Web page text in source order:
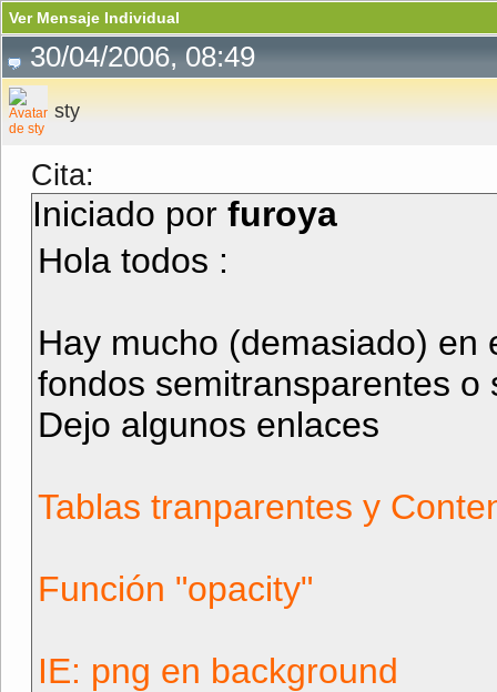
Ver Mensaje Individual
30/04/2006, 08:49
sty
Cita:
Iniciado por furoya
Hola todos :
Hay mucho (demasiado) en
fondos semitransparentes o
Dejo algunos enlaces
Tablas tranparentes y
Función "opacity"
IE: png en background